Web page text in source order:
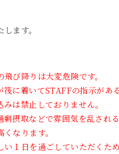
ます。
び降りは大変危険です。
に着いてSTAFFの指示があ
は禁止しておりません。
摂取などで雰囲気を乱され
なります。
い１日を過ごしていただく